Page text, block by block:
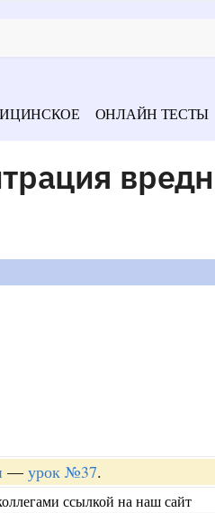
ОНЛАЙН ТЕСТЫ
— урок №37.
ссылкой на наш сайт